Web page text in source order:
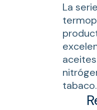
La
tabaco.